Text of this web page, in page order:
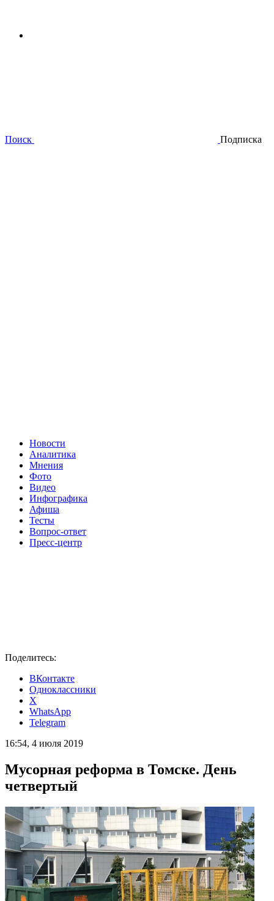
Поиск Подписка
Новости
Аналитика
Мнения
Фото
Видео
Инфографика
Афиша
Тесты
Вопрос-ответ
Пресс-центр
Поделитесь:
ВКонтакте
Одноклассники
X
WhatsApp
Telegram
16:54, 4 июля 2019
Мусорная реформа в Томске. День
четвертый